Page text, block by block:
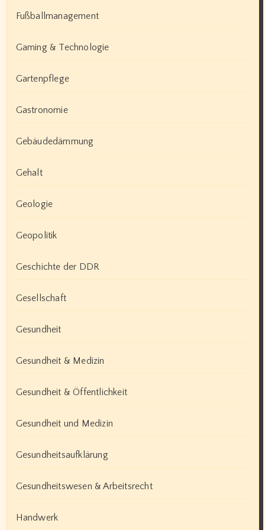
Fußballmanagement
Gaming & Technologie
Gartenpflege
Gastronomie
Gebäudedämmung
Gehalt
Geologie
Geopolitik
Geschichte der DDR
Gesellschaft
Gesundheit
Gesundheit & Medizin
Gesundheit & Öffentlichkeit
Gesundheit und Medizin
Gesundheitsaufklärung
Gesundheitswesen & Arbeitsrecht
Handwerk